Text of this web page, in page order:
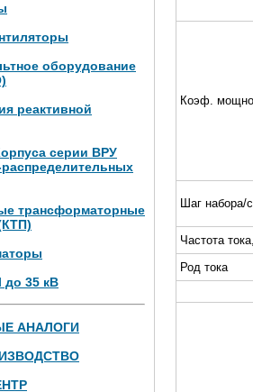
оборудование
реактивной
серии ВРУ
трансформаторные
до 35 кВ
АНАЛОГИ
700 кВт (4
Коэф.
Шаг набора/
Частота
Род тока